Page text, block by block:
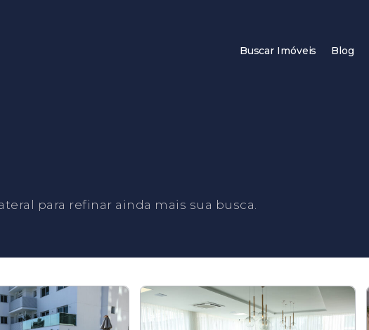
Buscar Imóveis Blog
para refinar ainda mais sua busca.